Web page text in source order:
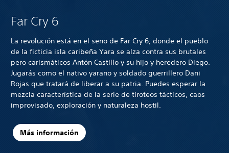
Far Cry 6
La revolución está en el seno de Far Cry 6, donde el pueblo
de la ficticia isla caribeña Yara se alza contra sus brutales
pero carismáticos Antón Castillo y su hijo y heredero Diego.
Jugarás como el nativo yarano y soldado guerrillero Dani
Rojas que tratará de liberar a su patria. Puedes esperar la
mezcla característica de la serie de tiroteos tácticos, caos
improvisado, exploración y naturaleza hostil.
Más información